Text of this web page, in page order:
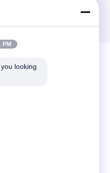
PM
looking